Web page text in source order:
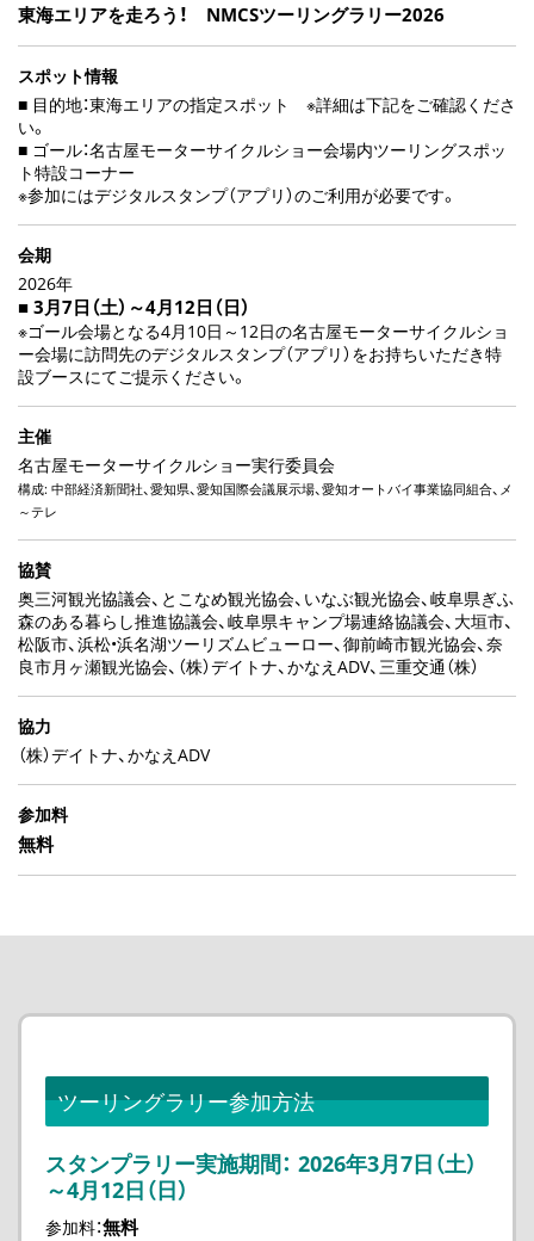
東海エリアを走ろう！ NMCSツーリングラリー2026
スポット情報
■ 目的地：東海エリアの指定スポット ※詳細は下記をご確認くださ
い。
■ ゴール：名古屋モーターサイクルショー会場内ツーリングスポッ
ト特設コーナー
※参加にはデジタルスタンプ（アプリ）のご利用が必要です。
会期
2026年
■ 3月7日（土）～4月12日（日）
※ゴール会場となる4月10日～12日の名古屋モーターサイクルショ
ー会場に訪問先のデジタルスタンプ（アプリ）をお持ちいただき特
設ブースにてご提示ください。
主催
名古屋モーターサイクルショー実行委員会
構成: 中部経済新聞社、愛知県、愛知国際会議展示場、愛知オートバイ事業協同組合、メ
～テレ
協賛
奥三河観光協議会、とこなめ観光協会、いなぶ観光協会、岐阜県ぎふ
森のある暮らし推進協議会、岐阜県キャンプ場連絡協議会、大垣市、
松阪市、浜松•浜名湖ツーリズムビューロー、御前崎市観光協会、奈
良市月ヶ瀬観光協会、（株）デイトナ、かなえADV、三重交通（株）
協力
（株）デイトナ、かなえADV
参加料
無料
ツーリングラリー参加方法
スタンプラリー実施期間： 2026年3月7日（土）
～4月12日（日）
参加料：無料